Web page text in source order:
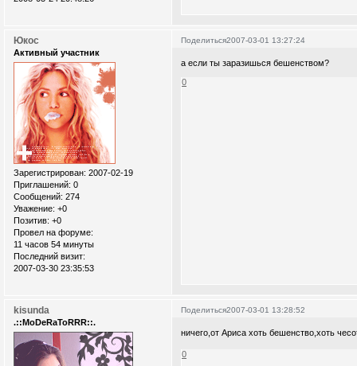
Поделиться2007-03-01 13:27:24
Юкос
Активный участник
Зарегистрирован: 2007-02-19
Приглашений: 0
Сообщений: 274
Уважение: +0
Позитив: +0
Провел на форуме:
11 часов 54 минуты
Последний визит:
2007-03-30 23:35:53
а если ты заразишься бешенством?
0
Поделиться2007-03-01 13:28:52
kisunda
.::MoDeRaToRRR::.
ничего,от Ариса хоть бешенство,хоть
0